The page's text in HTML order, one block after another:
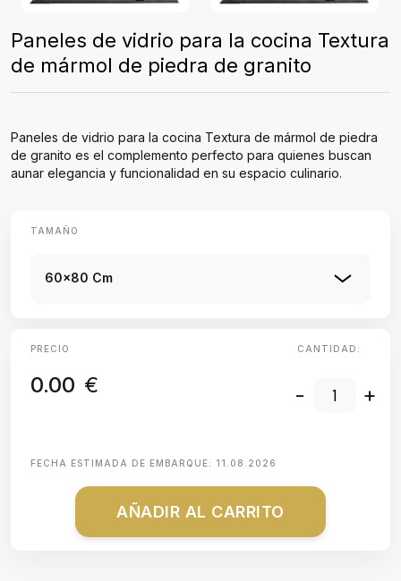
Paneles de vidrio para la cocina Textura
de mármol de piedra de granito
Paneles de vidrio para la cocina Textura de mármol de piedra
de granito es el complemento perfecto para quienes buscan
aunar elegancia y funcionalidad en su espacio culinario.
TAMAÑO
60x80 Cm
PRECIO
0.00 €
CANTIDAD:
- +
FECHA ESTIMADA DE EMBARQUE: 11.08.2026
AÑADIR AL CARRITO